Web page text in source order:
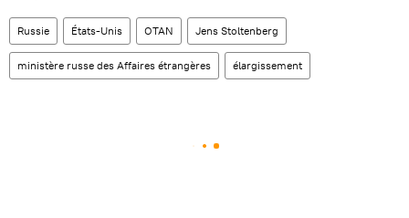
Russie États-Unis OTAN Jens Stoltenberg
ministère russe des Affaires étrangères élargissement